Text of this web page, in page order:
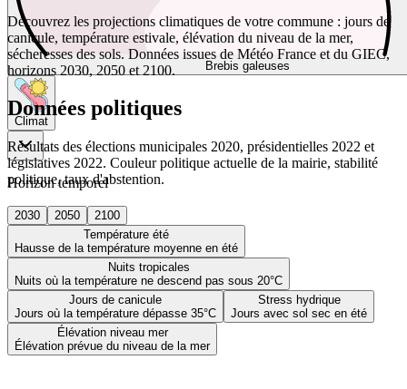
Brebis galeuses
Climat
Horizon temporel
2030 2050
2100
Température été
Hausse de la température moyenne en été
Nuits tropicales
Nuits où la température ne descend pas sous 20°C
Jours de canicule
Jours où la température dépasse 35°C
Stress hydrique
Jours avec sol sec en été
Élévation niveau mer
Élévation prévue du niveau de la mer
Découvrez les projections climatiques de votre commune : jours de
canicule, température estivale, élévation du niveau de la mer,
sécheresses des sols. Données issues de Météo France et du GIEC,
horizons 2030, 2050 et 2100.
Données politiques
Résultats des élections municipales 2020, présidentielles 2022 et
législatives 2022. Couleur politique actuelle de la mairie, stabilité
politique, taux d'abstention.